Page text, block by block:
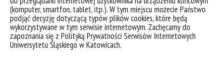
(komputer, smartfon, tablet, itp.). W tym miejscu możecie Państwo
podjąć decyzję dotyczącą typów plików cookies, które będą
wykorzystywane w tym serwisie internetowym. Zachęcamy do
zapoznania się z Polityką Prywatności Serwisów Internetowych
Uniwersytetu Śląskiego w Katowicach.
l
i
k
ó
Kampus Katowice